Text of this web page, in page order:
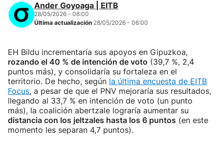
Ander Goyoaga | EITB
28/05/2026 - 06:00
Última actualización 28/05/2026 - 06:00
EH Bildu incrementaría sus apoyos en Gipuzkoa,
rozando el 40 % de intención de voto (39,7 %, 2,4
puntos más), y consolidaría su fortaleza en el
territorio. De hecho, según la última encuesta de EITB
Focus, a pesar de que el PNV mejoraría sus resultados,
llegando al 33,7 % en intención de voto (un punto
más), la coalición abertzale lograría aumentar su
distancia con los jeltzales hasta los 6 puntos (en este
momento les separan 4,7 puntos).